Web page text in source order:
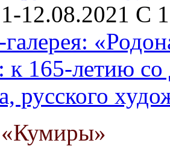
12.08.2021 С
к 165-летию
русского